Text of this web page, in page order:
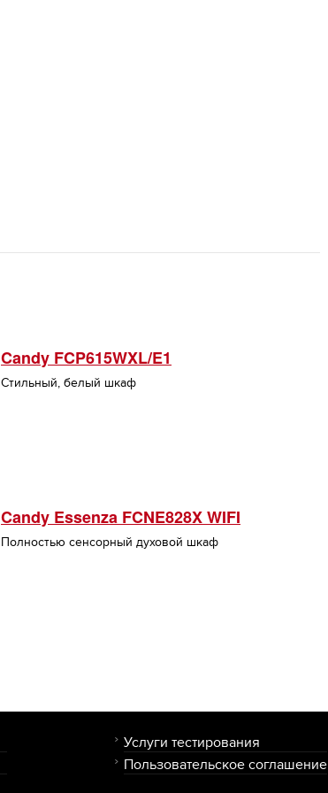
Candy FCP615WXL/E1
Стильный, белый шкаф
Candy Essenza FCNE828X WIFI
Полностью сенсорный духовой шкаф
Услуги тестирования
Пользовательское соглашение